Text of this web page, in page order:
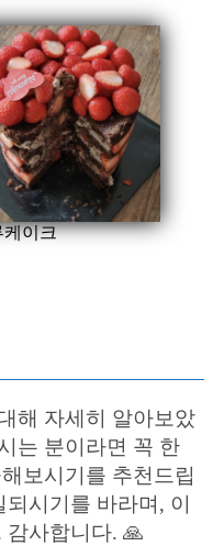
케이크
해 자세히 알아보았
는 분이라면 꼭 한
보시기를 추천드립
시기를 바라며, 이
감사합니다. 🙏